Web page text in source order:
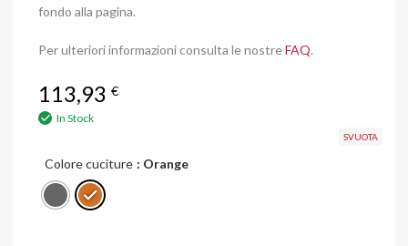
fondo alla pagina.
Per ulteriori informazioni consulta le nostreFAQ.
113,93 €
In Stock
Colore cuciture : Orange
SVUOTA